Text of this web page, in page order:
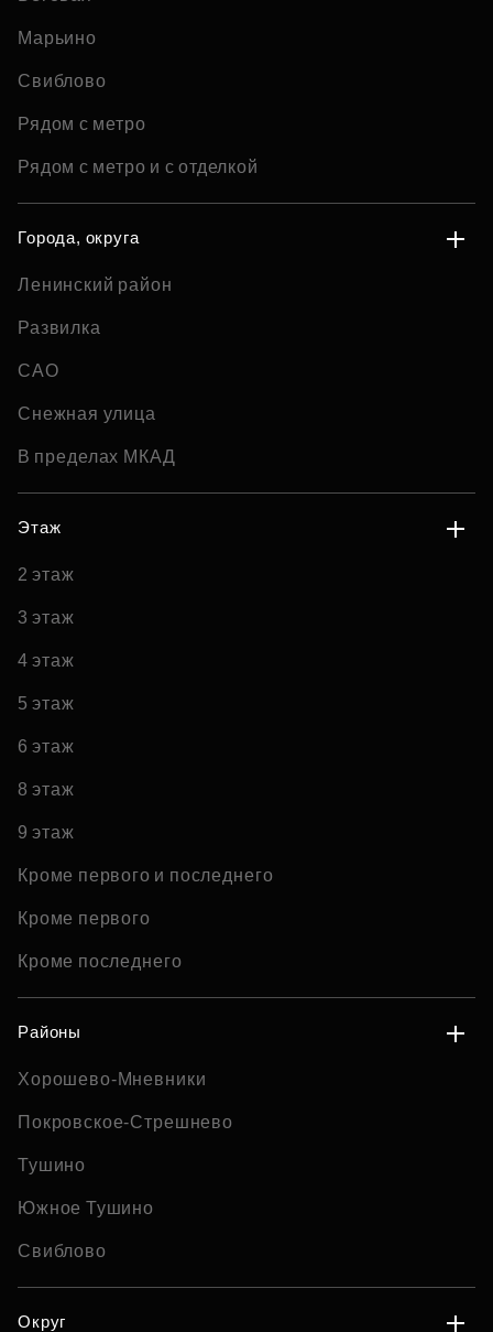
Марьино
Свиблово
Рядом с метро
Рядом с метро и с отделкой
Города, округа
Ленинский район
Развилка
САО
Снежная улица
В пределах МКАД
Этаж
2 этаж
3 этаж
4 этаж
5 этаж
6 этаж
8 этаж
9 этаж
Кроме первого и последнего
Кроме первого
Кроме последнего
Районы
Хорошево-Мневники
Покровское-Стрешнево
Тушино
Южное Тушино
Свиблово
Округ